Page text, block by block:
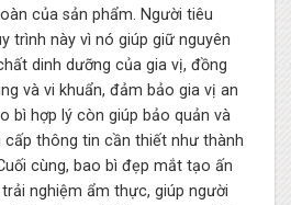
của sản phẩm. Người tiêu
trình này vì nó giúp giữ nguyên
dinh dưỡng của gia vị, đồng
và vi khuẩn, đảm bảo gia vị an
bì hợp lý còn giúp bảo quản và
cấp thông tin cần thiết như thành
cùng, bao bì đẹp mắt tạo ấn
nghiệm ẩm thực, giúp người